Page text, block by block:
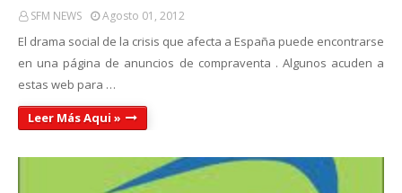
SFM NEWS Agosto 01, 2012
El drama social de la crisis que afecta a España puede encontrarse
en una página de anuncios de compraventa . Algunos acuden a
estas web para …
Leer Más Aqui »